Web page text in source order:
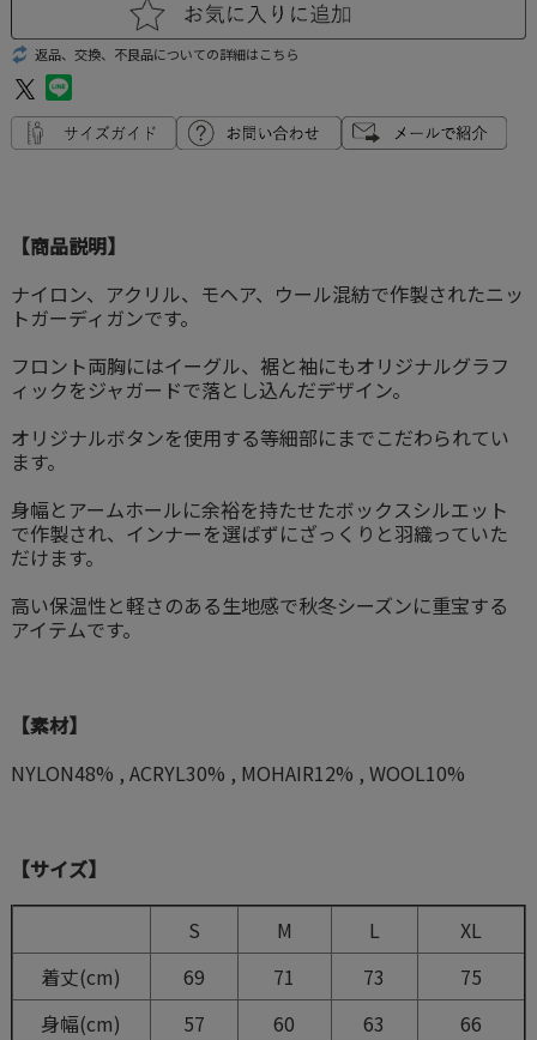
返品、交換、不良品についての詳細はこちら
【商品説明】
ナイロン、アクリル、モヘア、ウール混紡で作製されたニッ
トガーディガンです。
フロント両胸にはイーグル、裾と袖にもオリジナルグラフ
ィックをジャガードで落とし込んだデザイン。
オリジナルボタンを使用する等細部にまでこだわられてい
ます。
身幅とアームホールに余裕を持たせたボックスシルエット
で作製され、インナーを選ばずにざっくりと羽織っていた
だけます。
高い保温性と軽さのある生地感で秋冬シーズンに重宝する
アイテムです。
【素材】
NYLON48% , ACRYL30% , MOHAIR12% , WOOL10%
【サイズ】
S M L
XL
着丈(cm)
69 71 73
75
身幅(cm)
57 60 63
66